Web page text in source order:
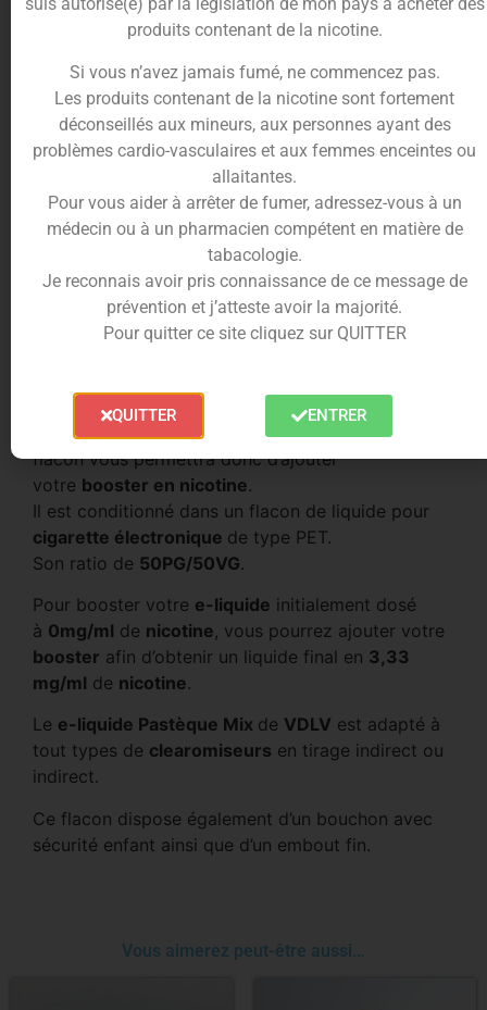
vaper tout au long de la journée pour une
Composition du e-liquide Pastèque
Mix
La gamme VDLV vous propose son
liquide Pastèque Mix 50ml
à base d’un mélange
inratable de deux fruits d’eau.
e-liquide Pastèque Mixse compose de
propylène glycol, de glycérine végétale et
d’arômes alimentaires.
Il est à base d’arômes naturels et de synthèse.
dans un flacon de
Ne contenant pas nicotine
, l’espace de 10ml du
flacon vous permettra donc d’ajouter
votre booster en nicotine.
Il est conditionné dans un flacon de liquide pour
cigarette électronique de type PET.
Son ratio de 50PG/50VG.
Pour booster votre e-liquide initialement dosé
à 0mg/ml de nicotine, vous pourrez ajouter votre
booster afin d’obtenir un liquide final en 3,33
mg/ml de nicotine.
Le e-liquide Pastèque Mix de VDLV est adapté à
tout types de clearomiseurs en tirage indirect ou
indirect.
Ce flacon dispose également d’un bouchon avec
sécurité enfant ainsi que d’un embout fin.
Vous aimerez peut-être aussi…
produits contenant de la nicotine.
Si vous n’avez jamais fumé, ne commencez pas.
Les produits contenant de la nicotine sont fortement
déconseillés aux mineurs, aux personnes ayant des
problèmes cardio-vasculaires et aux femmes enceintes ou
allaitantes.
Pour vous aider à arrêter de fumer, adressez-vous à un
médecin ou à un pharmacien compétent en matière de
tabacologie.
Je reconnais avoir pris connaissance de ce message de
prévention et j’atteste avoir la majorité.
Pour quitter ce site cliquez sur QUITTER
QUITTER ENTRER